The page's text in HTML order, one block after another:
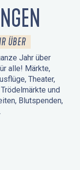
ÜBER
Jahr über
alle! Märkte,
Theater,
und
Blutspenden,